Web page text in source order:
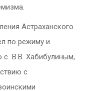
Астраханского
по режиму и
с В.В. Хабибулиным,
с